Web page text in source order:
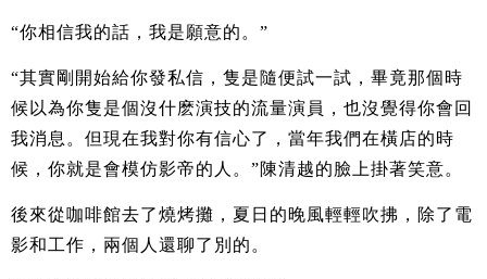
“你相信我的話，我是願意的。”
“其實剛開始給你發私信，隻是隨便試一試，畢竟那個時
候以為你隻是個沒什麽演技的流量演員，也沒覺得你會回
我消息。但現在我對你有信心了，當年我們在橫店的時
候，你就是會模仿影帝的人。”陳清越的臉上掛著笑意。
後來從咖啡館去了燒烤攤，夏日的晚風輕輕吹拂，除了電
影和工作，兩個人還聊了別的。